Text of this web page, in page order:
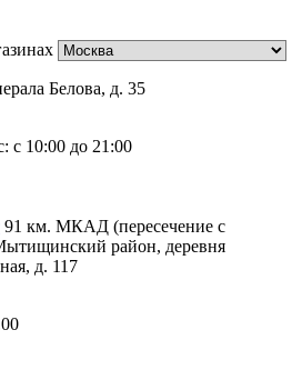
Белова, д. 35
с 10:00 до 21:00
91 км. МКАД (пересечение с
район, деревня
д. 117